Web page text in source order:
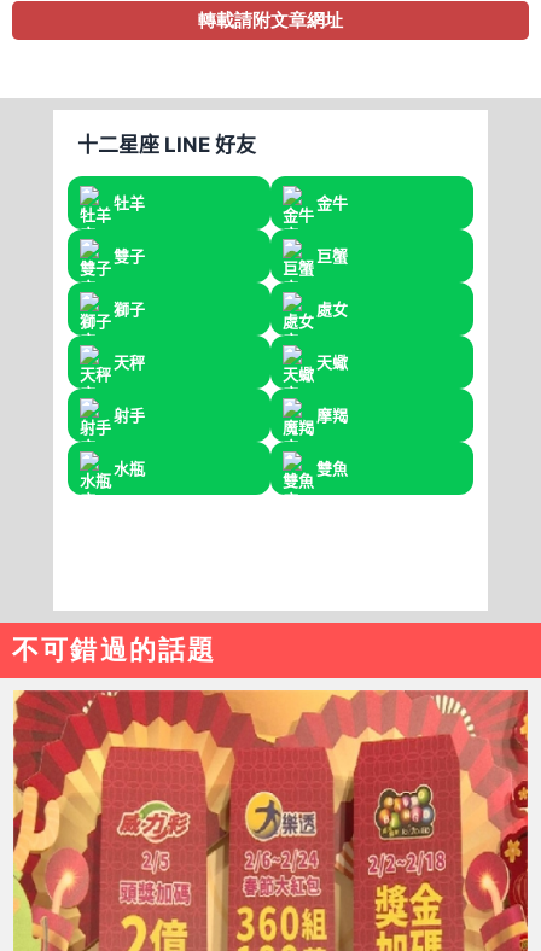
轉載請附文章網址
不可錯過的話題